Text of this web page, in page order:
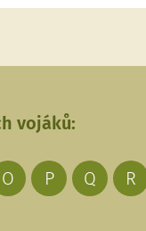
vojáků:
O P Q R